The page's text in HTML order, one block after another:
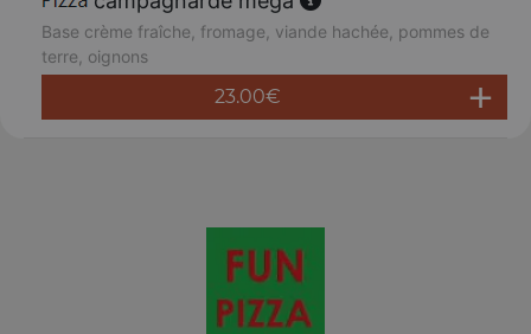
Base crème fraîche, fromage, viande hachée, pommes de
terre, oignons
23.00€